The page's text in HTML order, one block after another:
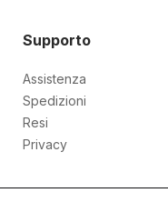
Supporto
Assistenza
Spedizioni
Resi
Privacy